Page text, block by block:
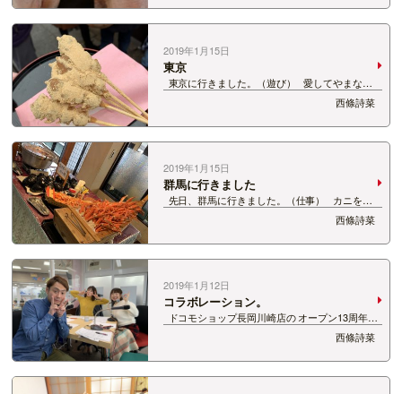
一緒に お邪魔しました。 …
2019年1月15日
東京
東京に行きました。（遊び） 愛してやまない
「SAYUMINGLANDOLL〜東京〜」を 観てきまし
た！！！ 開演まで時間があったので、 東京にい
る大…
西條詩菜
2019年1月15日
群馬に行きました
先日、群馬に行きました。（仕事） カニをた
らふく食べ、 イチゴを心ゆくまで頬張り アザ
レアを愛でてきました。 大きいサボテンとメキ
シカンな帽子もあった…
西條詩菜
2019年1月12日
コラボレーション。
ドコモショップ長岡川崎店の オープン13周年を
記念して、 きょうの「Yeah×3」には 細貝恵美さ
んが来てくれました！ 9年前に、Yeah×3の前身
番組 「Candy Box」を…
西條詩菜